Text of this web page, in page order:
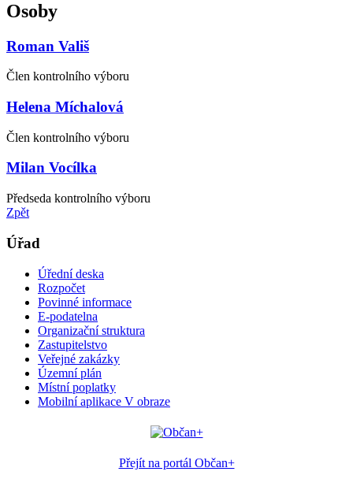
Osoby
Roman Vališ
Člen kontrolního výboru
Helena Míchalová
Člen kontrolního výboru
Milan Vocílka
Předseda kontrolního výboru
Zpět
Úřad
Úřední deska
Rozpočet
Povinné informace
E-podatelna
Organizační struktura
Zastupitelstvo
Veřejné zakázky
Územní plán
Místní poplatky
Mobilní aplikace V obraze
Přejít na portál Občan+